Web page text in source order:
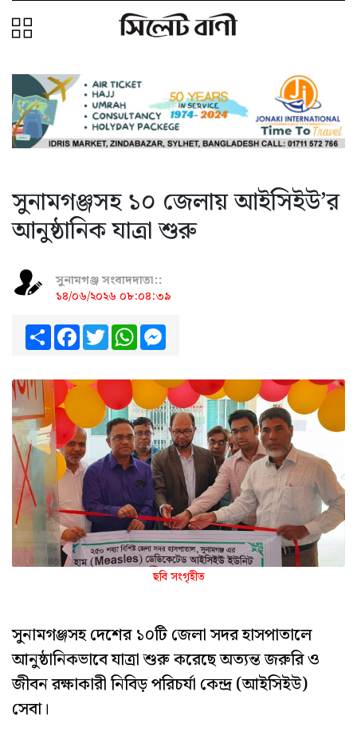
সুনামগঞ্জসহ ১০ জেলায় আইসিইউ’র
আনুষ্ঠানিক যাত্রা শুরু
সুনামগঞ্জ সংবাদদাতা::
১৪/০৬/২০২৬ ০৮:০৪:৩৯
ShareFacebook
TwitterWhatsApp
ছবি সংগৃহীত
সুনামগঞ্জসহ দেশের ১০টি জেলা সদর হাসপাতালে
আনুষ্ঠানিকভাবে যাত্রা শুরু করেছে অত্যন্ত জরুরি ও
জীবন রক্ষাকারী নিবিড় পরিচর্যা কেন্দ্র (আইসিইউ)
সেবা।